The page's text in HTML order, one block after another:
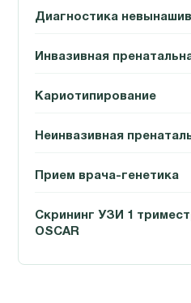
Диагностика
Инвазивная
Кариотипирование
Неинвазивная
Прием врача-генетика
Скрининг УЗИ 1
OSCAR